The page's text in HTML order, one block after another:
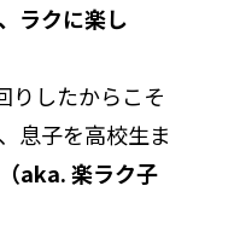
ラクに楽し
りしたからこそ
息子を高校生ま
aka. 楽ラク子